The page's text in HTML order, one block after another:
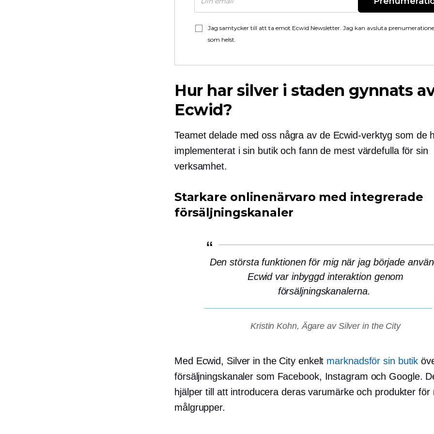
Jag samtycker till att ta emot Ecwid Newsletter. Jag kan avsluta
som helst.
Hur har silver i staden gynnats
Ecwid?
Teamet delade med oss ​​några av de Ecwid-verktyg som de
implementerat i sin butik och fann de mest värdefulla för sin
verksamhet.
Starkare onlinenärvaro med integrerade
försäljningskanaler
Den största funktionen för mig när jag började
Ecwid var inbyggdinteraktion genom
försäljningskanalerna.
Kristin Kohn, Ägare av Silver in the City
Med Ecwid, Silver in the City enkelt marknadsför sin butik
försäljningskanaler som Facebook, Instagram och Google.
hjälper till att introducera deras varumärke och produkter för
målgrupper.